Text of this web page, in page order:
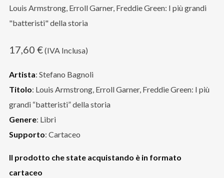
Louis Armstrong, Erroll Garner, Freddie Green: I più grandi
"batteristi" della storia
17,60 €(IVA Inclusa)
Artista: Stefano Bagnoli
Titolo: Louis Armstrong, Erroll Garner, Freddie Green: I più
grandi “batteristi” della storia
Genere: Libri
Supporto: Cartaceo
Il prodotto che state acquistando è in formato
cartaceo